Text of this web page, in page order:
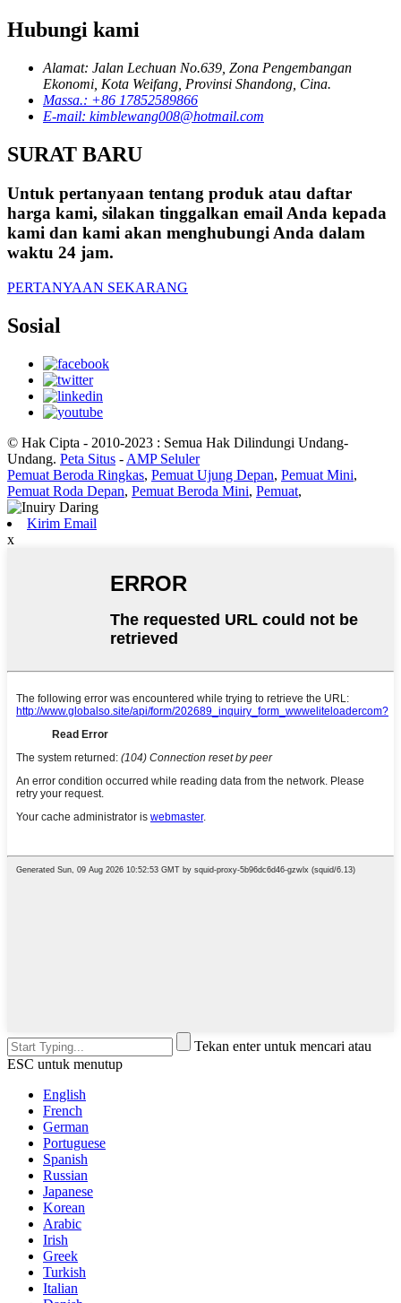
Hubungi kami
Alamat: Jalan Lechuan No.639, Zona Pengembangan
Ekonomi, Kota Weifang, Provinsi Shandong, Cina.
Massa.: +86 17852589866
E-mail: kimblewang008@hotmail.com
SURAT BARU
Untuk pertanyaan tentang produk atau daftar
harga kami, silakan tinggalkan email Anda kepada
kami dan kami akan menghubungi Anda dalam
waktu 24 jam.
PERTANYAAN SEKARANG
Sosial
© Hak Cipta - 2010-2023 : Semua Hak Dilindungi Undang-
Undang. Peta Situs - AMP Seluler
Pemuat Beroda Ringkas, Pemuat Ujung Depan, Pemuat Mini,
Pemuat Roda Depan, Pemuat Beroda Mini, Pemuat,
Kirim Email
x
Tekan enter untuk mencari atau
ESC untuk menutup
English
French
German
Portuguese
Spanish
Russian
Japanese
Korean
Arabic
Irish
Greek
Turkish
Italian